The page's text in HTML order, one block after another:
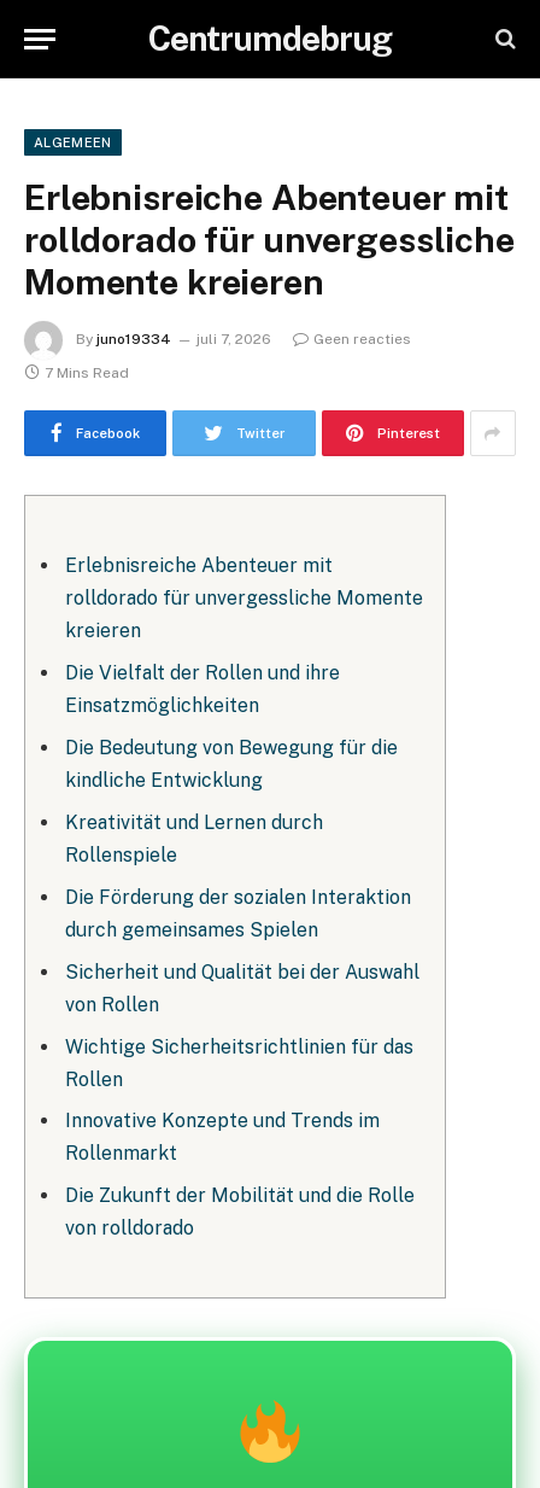
Centrumdebrug
ALGEMEEN
Erlebnisreiche Abenteuer mit
rolldorado für unvergessliche
Momente kreieren
By juno19334 juli 7, 2026
Geen reacties
7 Mins Read
Facebook Twitter Pinterest
Erlebnisreiche Abenteuer mit
rolldorado für unvergessliche Momente
kreieren
Die Vielfalt der Rollen und ihre
Einsatzmöglichkeiten
Die Bedeutung von Bewegung für die
kindliche Entwicklung
Kreativität und Lernen durch
Rollenspiele
Die Förderung der sozialen Interaktion
durch gemeinsames Spielen
Sicherheit und Qualität bei der Auswahl
von Rollen
Wichtige Sicherheitsrichtlinien für das
Rollen
Innovative Konzepte und Trends im
Rollenmarkt
Die Zukunft der Mobilität und die Rolle
von rolldorado